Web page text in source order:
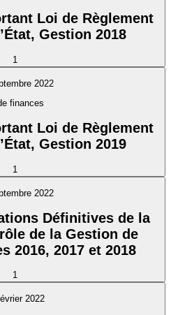
Loi de Règlement
Gestion 2018
1
2022
finances
Loi de Règlement
Gestion 2019
1
2022
Définitives de la
de la Gestion de
2016, 2017 et 2018
1
2022